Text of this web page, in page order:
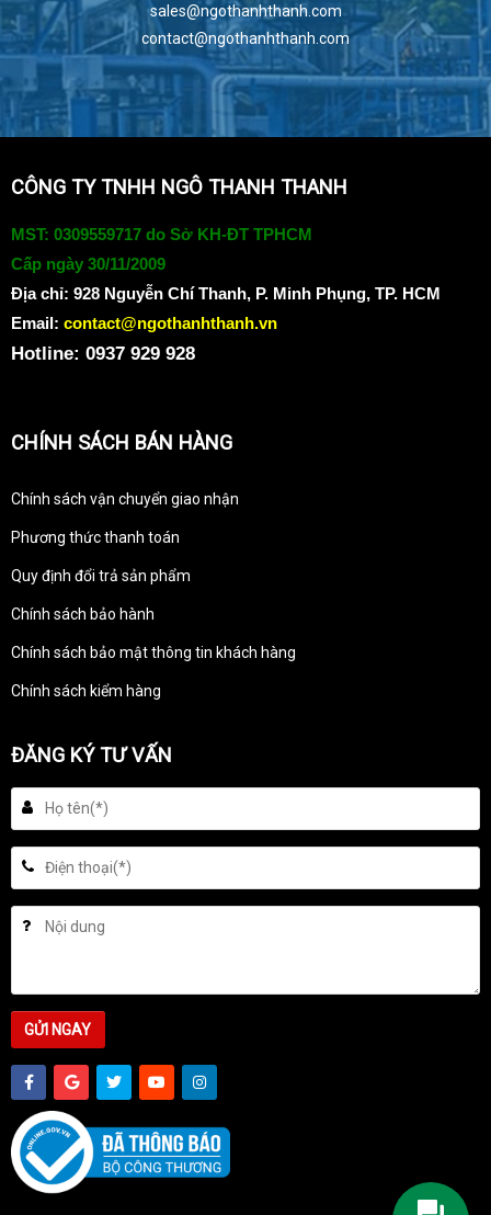
sales@ngothanhthanh.com
contact@ngothanhthanh.com
CÔNG TY TNHH NGÔ THANH THANH
MST: 0309559717 do Sở KH-ĐT TPHCM
Cấp ngày 30/11/2009
Địa chỉ: 928 Nguyễn Chí Thanh, P. Minh Phụng, TP. HCM
Email: contact@ngothanhthanh.vn
Hotline: 0937 929 928
CHÍNH SÁCH BÁN HÀNG
Chính sách vận chuyển giao nhận
Phương thức thanh toán
Quy định đổi trả sản phẩm
Chính sách bảo hành
Chính sách bảo mật thông tin khách hàng
Chính sách kiểm hàng
ĐĂNG KÝ TƯ VẤN